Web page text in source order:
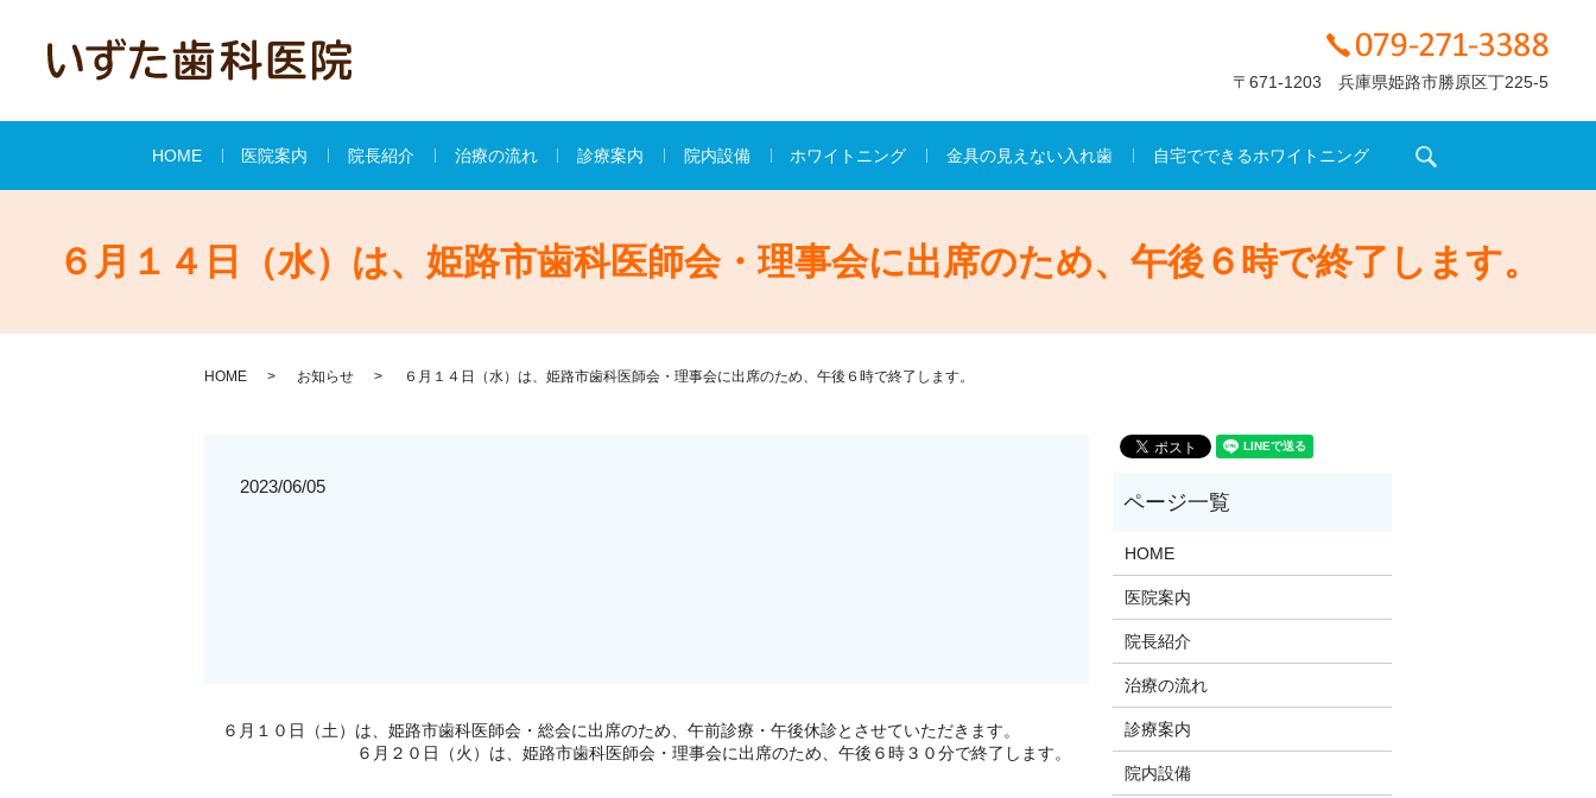
〒671-1203 兵庫県姫路市勝原区丁225-5
HOME 医院案内 院長紹介 治療の流れ 診療案内 院内設備 ホワイトニング 金具の見えない入れ歯 自宅でできるホワイトニング
６月１４日（水）は、姫路市歯科医師会・理事会に出席のため、午後６時で終了します。
HOME お知らせ ６月１４日（水）は、姫路市歯科医師会・理事会に出席のため、午後６時で終了します。
2023/06/05
６月１０日（土）は、姫路市歯科医師会・総会に出席のため、午前診療・午後休診とさせていただきます。
６月２０日（火）は、姫路市歯科医師会・理事会に出席のため、午後６時３０分で終了します。
HOME
医院案内
院長紹介
治療の流れ
診療案内
院内設備